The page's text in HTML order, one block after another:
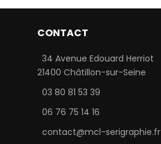
CONTACT
34 Avenue Edouard Herriot
21400 Châtillon-sur-Seine
03 80 81 53 39
06 76 75 14 16
contact@mcl-serigraphie.fr